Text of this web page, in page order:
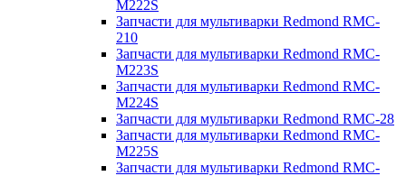
M222S
Запчасти для мультиварки Redmond RMC-
210
Запчасти для мультиварки Redmond RMC-
M223S
Запчасти для мультиварки Redmond RMC-
M224S
Запчасти для мультиварки Redmond RMC-28
Запчасти для мультиварки Redmond RMC-
M225S
Запчасти для мультиварки Redmond RMC-